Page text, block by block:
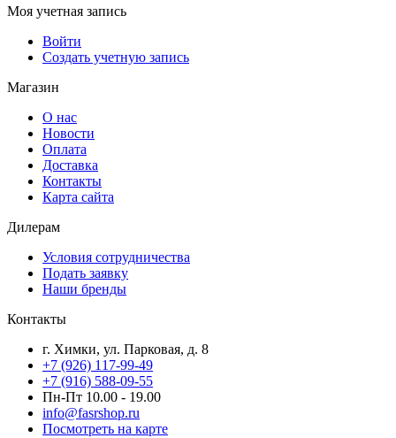
Моя учетная запись
Войти
Создать учетную запись
Магазин
О нас
Новости
Оплата
Доставка
Контакты
Карта сайта
Дилерам
Условия сотрудничества
Подать заявку
Наши бренды
Контакты
г. Химки, ул. Парковая, д. 8
+7 (926) 117-99-49
+7 (916) 588-09-55
Пн-Пт 10.00 - 19.00
info@fasrshop.ru
Посмотреть на карте